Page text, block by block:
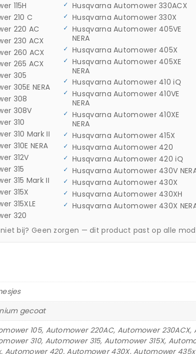
115H
210 C
220 AC
230 ACX
260 ACX
265 ACX
305
305E NERA
308
308V
310
310 Mark II
310E NERA
312V
315
315 Mark II
315X
315XLE
320
Husqvarna Automower 330ACX
Husqvarna Automower 330X
Husqvarna Automower 405VE
NERA
Husqvarna Automower 405X
Husqvarna Automower 405XE
NERA
Husqvarna Automower 410 iQ
Husqvarna Automower 410VE
NERA
Husqvarna Automower 410XE
NERA
Husqvarna Automower 415X
Husqvarna Automower 420
Husqvarna Automower 420 iQ
Husqvarna Automower 430V
Husqvarna Automower 430X
Husqvarna Automower 430XH
Husqvarna Automower 430X
bij? Geen zorgen — dit product past op alle
gecoat
105, Automower 220AC, Automower
310, Automower 315, Automower 315X,
Automower 420, Automower 430X, Automower